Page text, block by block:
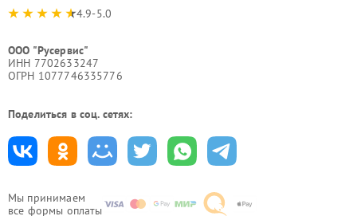
Мы принимаем
все формы оплаты
4.9-5.0
ООО "Русервис"
ИНН 7702633247
ОГРН 1077746335776
Поделиться в соц. сетях: